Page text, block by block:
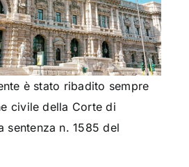
è stato ribadito sempre
civile della Corte di
sentenza n. 1585 del